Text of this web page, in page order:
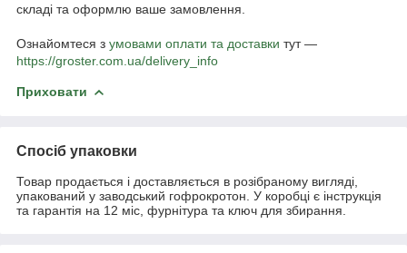
складі та оформлю ваше замовлення.
Ознайомтеся з умовами оплати та доставки тут —
https://groster.com.ua/delivery_info
Приховати
Спосіб упаковки
Товар продається і доставляється в розібраному вигляді,
упакований у заводський гофрокротон. У коробці є інструкція
та гарантія на 12 міс, фурнітура та ключ для збирання.